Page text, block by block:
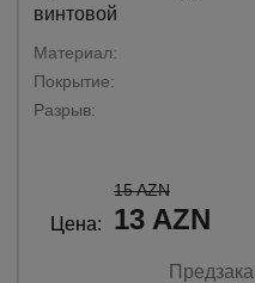
винтовой
Материал:
Покрытие:
Разрыв:
Цена:
15 AZN
13 AZN